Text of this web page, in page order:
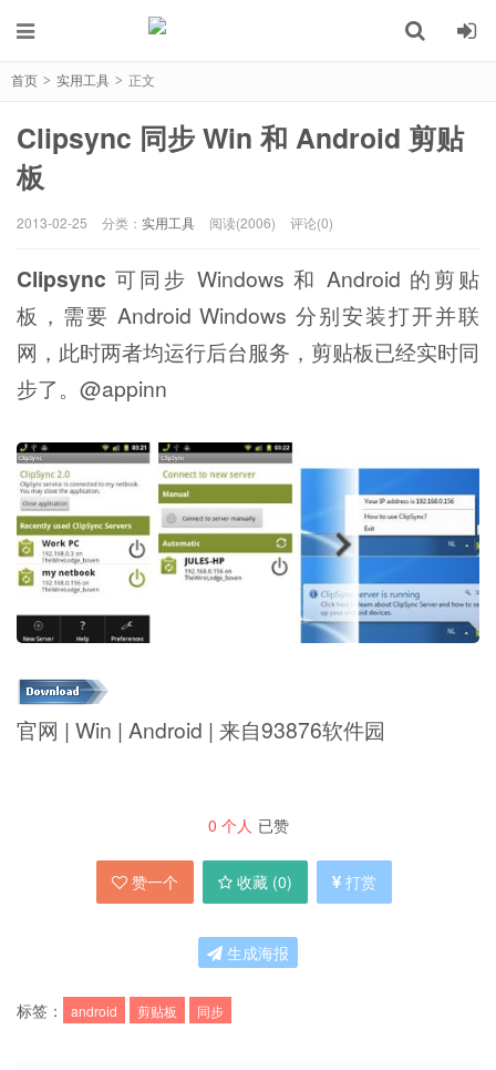
首页 > 实用工具 > 正文
Clipsync 同步 Win 和 Android 剪贴
板
2013-02-25 分类： 实用工具 阅读(2006) 评论(0)
Clipsync 可同步 Windows 和 Android 的剪贴
板，需要 Android Windows 分别安装打开并联
网，此时两者均运行后台服务，剪贴板已经实时同
步了。@appinn
官网 | Win | Android | 来自93876软件园
0 个人 已赞
赞一个 收藏 (0) 打赏
生成海报
标签： android 剪贴板 同步